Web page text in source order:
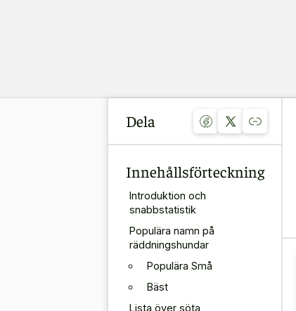
Dela
Innehållsförteckning
Introduktion och
snabbstatistik
Populära namn på
räddningshundar
Populära Små
Bäst
Lista över söta